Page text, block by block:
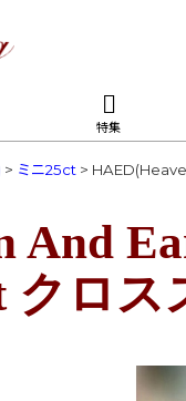
特集
> ミニ25ct >
And
クロス